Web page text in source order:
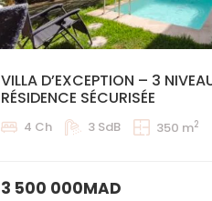
VILLA D’EXCEPTION – 3
RÉSIDENCE SÉCURISÉE
4 Ch 3 SdB 350 m2
3 500 000MAD